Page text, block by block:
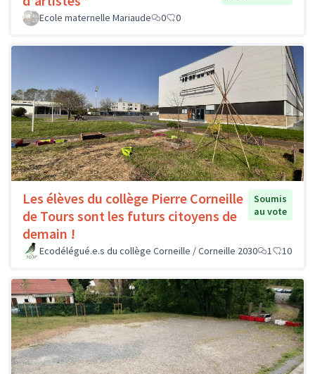
Ecole maternelle Mariaude
0 0
Les élèves du collège Pierre Corneille
de Tours sont les futurs citoyens de
demain !
Soumis
au vote
Ecodélégué.e.s du collège Corneille / Corneille 2030 1 10